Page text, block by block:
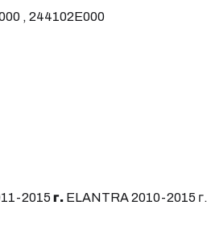
, 244102E000
2015 г. ELANTRA 2010-2015 г.